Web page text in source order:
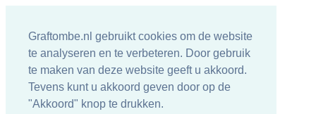
Graftombe.nl gebruikt cookies om de website
te analyseren en te verbeteren. Door gebruik
te maken van deze website geeft u akkoord.
Tevens kunt u akkoord geven door op de
"Akkoord" knop te drukken.